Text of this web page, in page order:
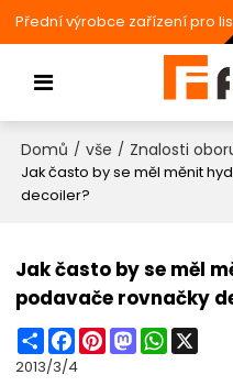
Přední výrobce zařízení pro
Domů / vše / Znalosti
Jak často by se měl měnit
decoiler?
Jak často by se měl
podavače rovnačky
ShareFacebook
PinterestMastodonWhatsApp
2013/3/4